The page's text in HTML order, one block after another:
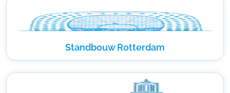
Standbouw Rotterdam